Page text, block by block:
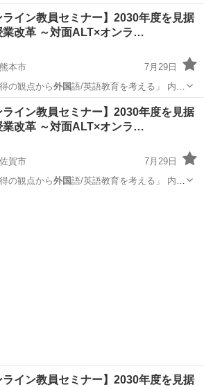
ナー
ライン教員セミナー】2030年度を見据
業改革 ～対面ALT×オンラ…
本市
7月29日
の観点から外国語/英語教育を考える」 内
ナー オンライン
ライン教員セミナー】2030年度を見据
業改革 ～対面ALT×オンラ…
賀市
7月29日
の観点から外国語/英語教育を考える」 内
ライン教員セミナー】2030年度を見据